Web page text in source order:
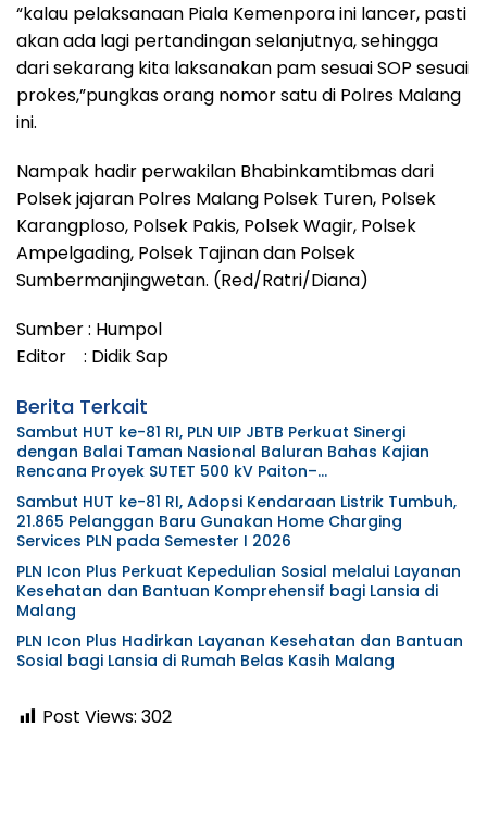
“kalau pelaksanaan Piala Kemenpora ini lancer, pasti
akan ada lagi pertandingan selanjutnya, sehingga
dari sekarang kita laksanakan pam sesuai SOP sesuai
prokes,”pungkas orang nomor satu di Polres Malang
ini.
Nampak hadir perwakilan Bhabinkamtibmas dari
Polsek jajaran Polres Malang Polsek Turen, Polsek
Karangploso, Polsek Pakis, Polsek Wagir, Polsek
Ampelgading, Polsek Tajinan dan Polsek
Sumbermanjingwetan. (Red/Ratri/Diana)
Sumber : Humpol
Editor : Didik Sap
Berita Terkait
Sambut HUT ke-81 RI, PLN UIP JBTB Perkuat Sinergi
dengan Balai Taman Nasional Baluran Bahas Kajian
Rencana Proyek SUTET 500 kV Paiton–
Watudodol/Kalipuro
Sambut HUT ke-81 RI, Adopsi Kendaraan Listrik Tumbuh,
21.865 Pelanggan Baru Gunakan Home Charging
Services PLN pada Semester I 2026
PLN Icon Plus Perkuat Kepedulian Sosial melalui Layanan
Kesehatan dan Bantuan Komprehensif bagi Lansia di
Malang
PLN Icon Plus Hadirkan Layanan Kesehatan dan Bantuan
Sosial bagi Lansia di Rumah Belas Kasih Malang
Post Views: 302